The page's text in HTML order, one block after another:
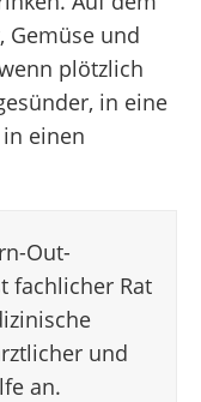
Gemüse und
plötzlich
in eine
einen
Out-
fachlicher Rat
und
an.